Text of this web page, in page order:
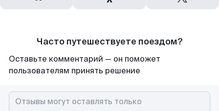
Часто путешествуете поездом?
Оставьте комментарий — он поможет
пользователям принять решение